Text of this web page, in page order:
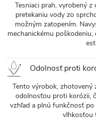
Tesniaci prah, vyrobený
pretekaniu vody zo
možným zatopením.
mechanickému
Odolnosť proti
Tento výrobok, zhotovený
odolnosťou proti korózii,
vzhľad a plnú funkčnosť
vlhkosťou